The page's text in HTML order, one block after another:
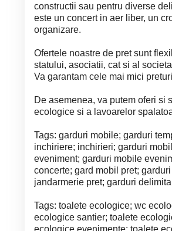
constructii sau pentru diverse
este un concert in aer liber, un
organizare.
Ofertele noastre de pret sunt
statului, asociatii, cat si al
Va garantam cele mai mici
De asemenea, va putem oferi si
ecologice si a lavoarelor
Tags: garduri mobile; garduri
inchiriere; inchirieri; garduri
eveniment; garduri mobile
concerte; gard mobil pret;
jandarmerie pret; garduri
Tags: toalete ecologice; wc
ecologice santier; toalete
ecologice evenimente; toalete